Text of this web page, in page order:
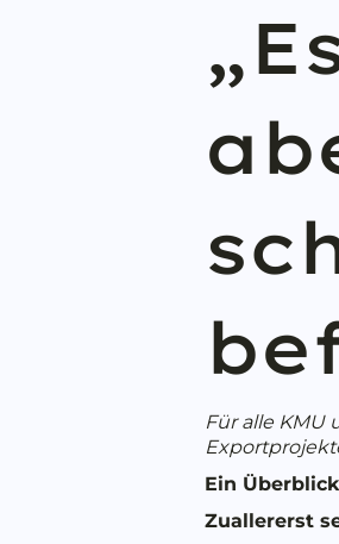
Für alle
Ein
Zuallererst